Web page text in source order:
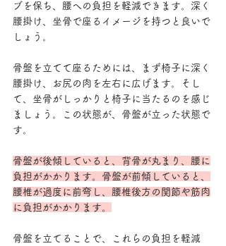
ブを保ち、腰への負担を軽減できます。深く
腰掛け、坐骨で座るイメージを持つと良いで
しょう。
骨盤を立てて座るためには、まず椅子に深く
腰掛け、お尻の肉を左右に広げます。そし
て、坐骨がしっかりと椅子に当たるのを感じ
ましょう。この状態が、骨盤が立った状態で
す。
骨盤が後傾していると、背骨が丸まり、腰に
負担がかかります。骨盤が前傾していると、
腰椎が過度に前弯し、腰椎後方の関節や筋肉
に負担がかかります。
骨盤を立てることで、これらの負担を軽減